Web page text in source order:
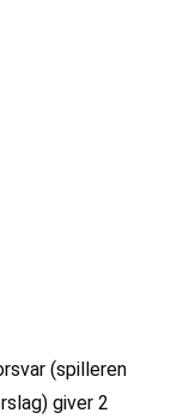
(spilleren
giver 2